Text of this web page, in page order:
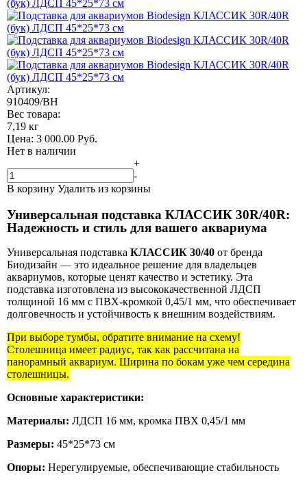
Артикул:
910409/BH
Вес товара:
7,19 кг
Цена: 3 000.00 Руб.
Нет в наличии
+
-
В корзину Удалить из корзины
Универсальная подставка КЛАССИК 30R/40R:
Надежность и стиль для вашего аквариума
Универсальная подставка КЛАССИК 30/40 от бренда
Биодизайн — это идеальное решение для владельцев
аквариумов, которые ценят качество и эстетику. Эта
подставка изготовлена из высококачественной ЛДСП
толщиной 16 мм с ПВХ-кромкой 0,45/1 мм, что обеспечивает
долговечность и устойчивость к внешним воздействиям.
При выборе тумбы, обратите внимание на схему!
Столешница имеет радиус, так как рассчитана на
панорамный аквариум. Ширина по бокам уже чем середина
столешницы.
Основные характеристики:
Материалы: ЛДСП 16 мм, кромка ПВХ 0,45/1 мм
Размеры: 45*25*73 см
Опоры: Нерегулируемые, обеспечивающие стабильность